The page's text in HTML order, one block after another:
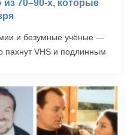
из 70–90-х, которые
и безумные учёные —
пахнут VHS и подлинным